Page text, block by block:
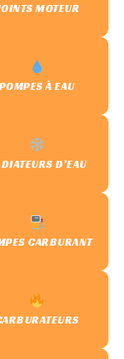
MOTEUR
À EAU
D’EAU
CARBURANT